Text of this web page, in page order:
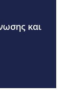
και